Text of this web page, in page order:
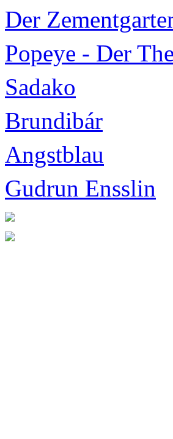
Der
Popeye - Der
Sadako
Brundibár
Angstblau
Gudrun Ensslin